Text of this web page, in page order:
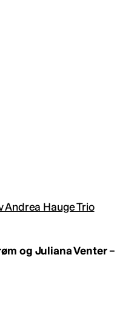
Andrea Hauge Trio
og Juliana Venter –